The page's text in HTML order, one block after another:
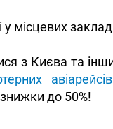
місцевих
Києва та
авіарейсів
до 50%!